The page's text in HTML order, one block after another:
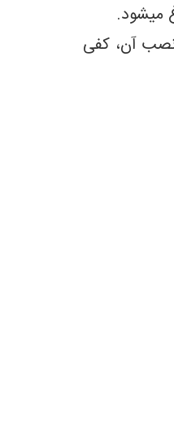
میشود.
آن، کفی